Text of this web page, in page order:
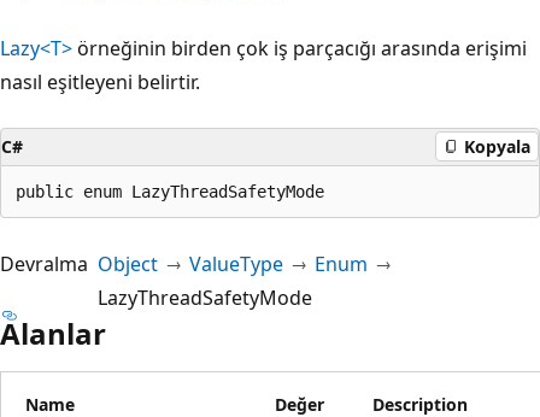
Lazy<T>örneğinin birden çok iş parçacığı arasında erişimi
nasıl eşitleyeni belirtir.
C# Kopyala
public enum LazyThreadSafetyMode
Devralma Object ValueType
Enum
LazyThreadSafetyMode
Alanlar
Name Değer Description